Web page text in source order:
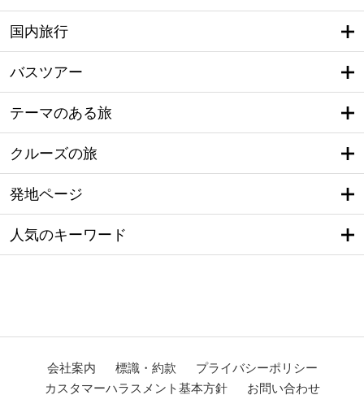
国内旅行
バスツアー
テーマのある旅
クルーズの旅
発地ページ
人気のキーワード
会社案内 標識・約款
プライバシーポリシー
カスタマーハラスメント基本方針
お問い合わせ